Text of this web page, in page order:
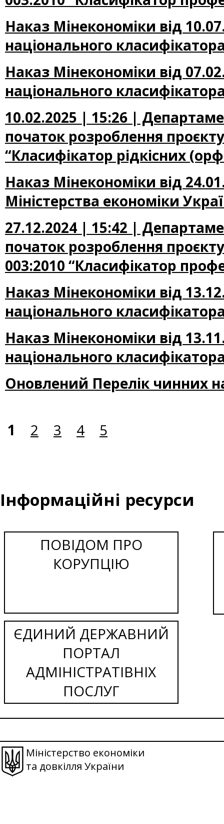
Наказ Мінекономіки від
національного
Наказ Мінекономіки від
національного
10.02.2025 | 15:26 |
початок розроблення
“Класифікатор рідкісних
Наказ Мінекономіки від
Міністерства економіки
27.12.2024 | 15:42 |
початок розроблення
003:2010 “Класифікатор
Наказ Мінекономіки від
національного
Наказ Мінекономіки від
національного
Оновлений Перелік чинних
1 2 3 4 5
Інформаційні ресурси
ПОВІДОМ ПРО
КОРУПЦІЮ
ЄДИНИЙ ДЕРЖАВНИЙ
ПОРТАЛ
АДМІНІСТРАТІВНІХ
ПОСЛУГ
Міністерство економіки
та довкілля України